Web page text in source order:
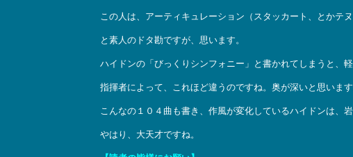
この人は、アーティキュレーション（スタッカート、とかテ
と素人のドタ勘ですが、思います。
ハイドンの「びっくりシンフォニー」と書かれてしまうと、
指揮者によって、これほど違うのですね。奥が深いと思います
こんなの１０４曲も書き、作風が変化しているハイドンは、
やはり、大天才ですね。